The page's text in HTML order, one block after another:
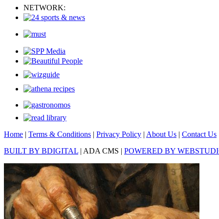
NETWORK:
Home | Terms & Conditions | Privacy Policy | About Us | Contact Us
BUILT BY BDIGITAL | ADA CMS | POWERED BY